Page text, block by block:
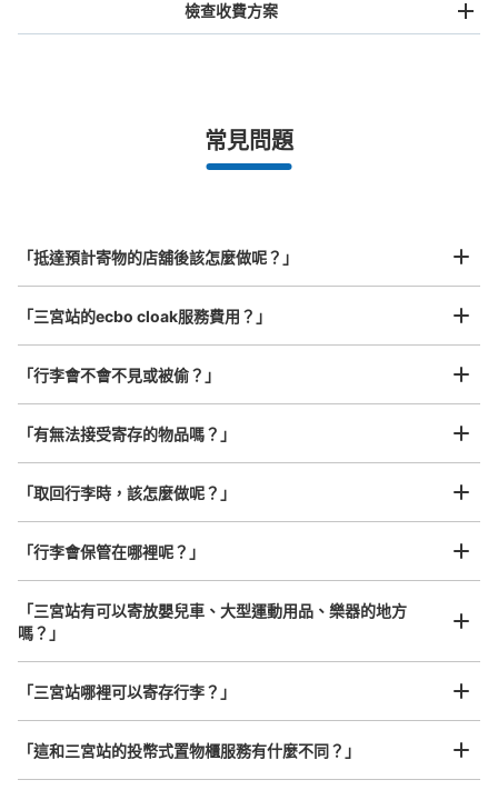
可保管的行李數
小的:7/ ¥400
付款方式
ICカード
查看此投幣式儲物櫃的位置
JR三ノ宮 東口団待前コインロッカー
事先用手機預約
指定的日期和時間
工作人員拍完行李照片後
放下行李，愉快度過一整天！
全國有1,000家以上合作店鋪
我們與許多地點方便的車站內店舖以及24小時營業的店鋪合作。
任何尺寸的行李都OK
樂器、嬰兒車、腳踏車等，只要是1個人能搬運的行李尺寸就OK
檢查收費方案
最長邊未滿45cm的行李（小型背包、手提包、手提行李
¥800/日
常見問題
「抵達預計寄物的店舖後該怎麼做呢？」
「三宮站的ecbo cloak服務費用？」
「行李會不會不見或被偷？」
「有無法接受寄存的物品嗎？」
「取回行李時，該怎麼做呢？」
「行李會保管在哪裡呢？」
「三宮站有可以寄放嬰兒車、大型運動用品、樂器的地方
嗎？」
「三宮站哪裡可以寄存行李？」
「這和三宮站的投幣式置物櫃服務有什麼不同？」